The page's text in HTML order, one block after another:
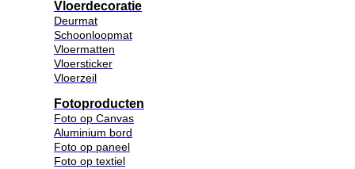
Vloerdecoratie
Deurmat
Schoonloopmat
Vloermatten
Vloersticker
Vloerzeil
Fotoproducten
Foto op Canvas
Aluminium bord
Foto op paneel
Foto op textiel